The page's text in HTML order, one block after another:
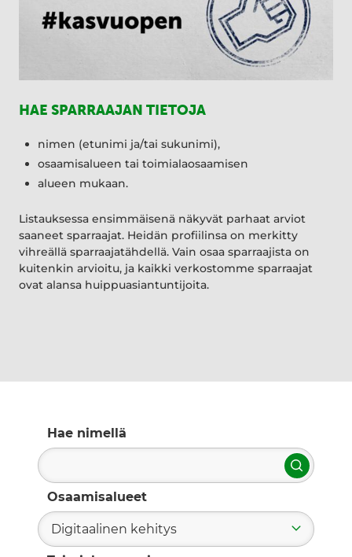
HAE SPARRAAJAN TIETOJA
nimen (etunimi ja/tai sukunimi),
osaamisalueen tai toimialaosaamisen
alueen mukaan.
Listauksessa ensimmäisenä näkyvät parhaat arviot
saaneet sparraajat. Heidän profiilinsa on merkitty
vihreällä sparraajatähdellä. Vain osaa sparraajista on
kuitenkin arvioitu, ja kaikki verkostomme sparraajat
ovat alansa huippuasiantuntijoita.
Hae nimellä
Hae
Osaamisalueet
Digitaalinen kehitys